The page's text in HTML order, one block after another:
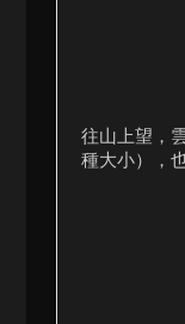
往山上望，
種大小），